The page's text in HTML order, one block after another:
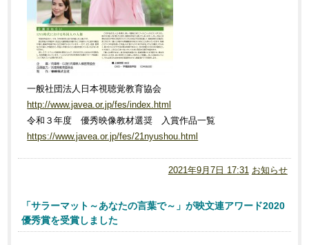
一般社団法人日本視聴覚教育協会
http://www.javea.or.jp/fes/index.html
令和３年度 優秀映像教材選奨 入賞作品一覧
https://www.javea.or.jp/fes/21nyushou.html
2021年9月7日 17:31 お知らせ
「サラーマット～あなたの言葉で～」が映文連アワード2020
優秀賞を受賞しました